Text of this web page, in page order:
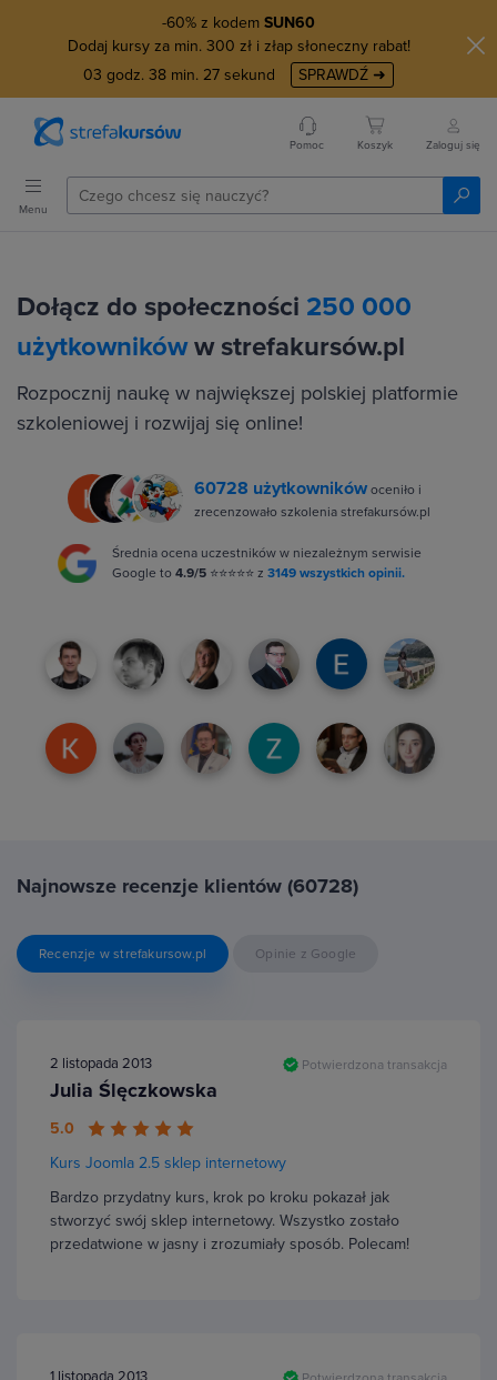
-60% z kodem SUN60
Dodaj kursy za min. 300 zł i złap słoneczny rabat!
03 godz. 38 min. 26 sekund SPRAWDŹ ➜
Pomoc Koszyk Zaloguj się
Menu
Dołącz do społeczności 250 000
użytkownikóww strefakursów.pl
Rozpocznij naukę w największej polskiej platformie
szkoleniowej i rozwijaj się online!
60728 użytkownikówoceniło i
zrecenzowało szkolenia strefakursów.pl
Średnia ocena uczestników w niezależnym serwisie
Google to 4.9/5 ⭐⭐⭐⭐⭐ z 3149 wszystkich opinii.
Najnowsze recenzje klientów (60728)
Recenzje w strefakursow.pl Opinie z Google
2 listopada 2013 Potwierdzona transakcja
Julia Ślęczkowska
5.0
Kurs Joomla 2.5 sklep internetowy
Bardzo przydatny kurs, krok po kroku pokazał jak
stworzyć swój sklep internetowy. Wszystko zostało
przedatwione w jasny i zrozumiały sposób. Polecam!